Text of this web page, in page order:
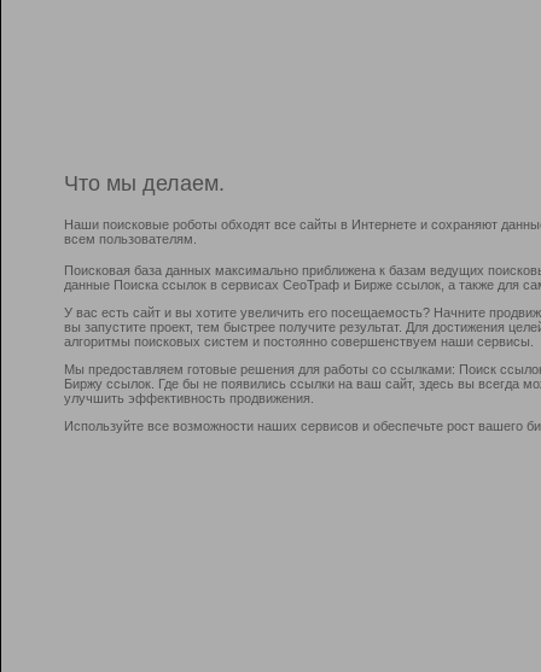
Что мы делаем.
Наши поисковые роботы обходят все сайты в Интернете и сохраняют
всем пользователям.
Поисковая база данных максимально приближена к базам ведущих
данные Поиска ссылок в сервисах СеоТраф и Бирже ссылок, а также для
У вас есть сайт и вы хотите увеличить его посещаемость? Начните
вы запустите проект, тем быстрее получите результат. Для достижения
алгоритмы поисковых систем и постоянно совершенствуем наши сервисы.
Мы предоставляем готовые решения для работы со ссылками: Поиск
Биржу ссылок. Где бы не появились ссылки на ваш сайт, здесь вы всегда
улучшить эффективность продвижения.
Используйте все возможности наших сервисов и обеспечьте рост вашего